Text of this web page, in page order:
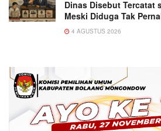
Dinas Disebut Tercatat
Meski Diduga Tak
4 AGUSTUS 2026